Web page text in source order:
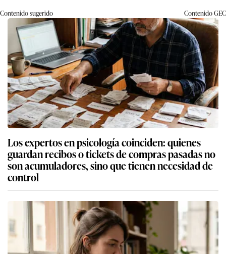
Fiscalía inicia investigación preliminar contra
bachiller en psicología acusada de agredir a
menor con autismo